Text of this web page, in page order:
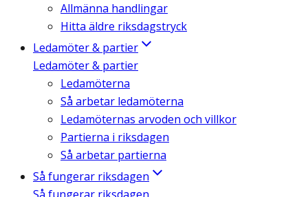
Allmänna handlingar
Hitta äldre riksdagstryck
Ledamöter & partier
Ledamöter & partier
Ledamöterna
Så arbetar ledamöterna
Ledamöternas arvoden och villkor
Partierna i riksdagen
Så arbetar partierna
Så fungerar riksdagen